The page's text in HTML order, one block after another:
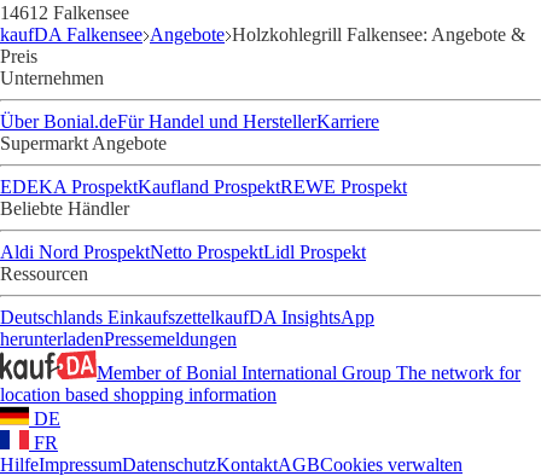
14612 Falkensee
kaufDA Falkensee Angebote Holzkohlegrill Falkensee: Angebote &
Preis
Unternehmen
Über Bonial.deFür Handel und HerstellerKarriere
Supermarkt Angebote
EDEKA ProspektKaufland ProspektREWE Prospekt
Beliebte Händler
Aldi Nord ProspektNetto ProspektLidl Prospekt
Ressourcen
Deutschlands EinkaufszettelkaufDA InsightsApp
herunterladenPressemeldungen
Member of Bonial International Group The network for
location based shopping information
DE
FR
HilfeImpressumDatenschutzKontaktAGBCookies verwalten